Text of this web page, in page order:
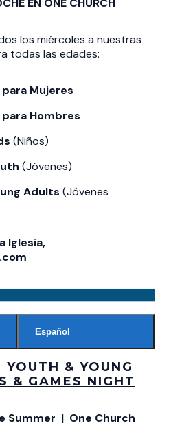
EN ONE CHURCH
los miércoles a nuestras
todas las edades:
Mujeres
Hombres
(Niños)
(Jóvenes)
Adults (Jóvenes
Iglesia,
Español
& YOUNG
& GAMES NIGHT
Summer | One Church